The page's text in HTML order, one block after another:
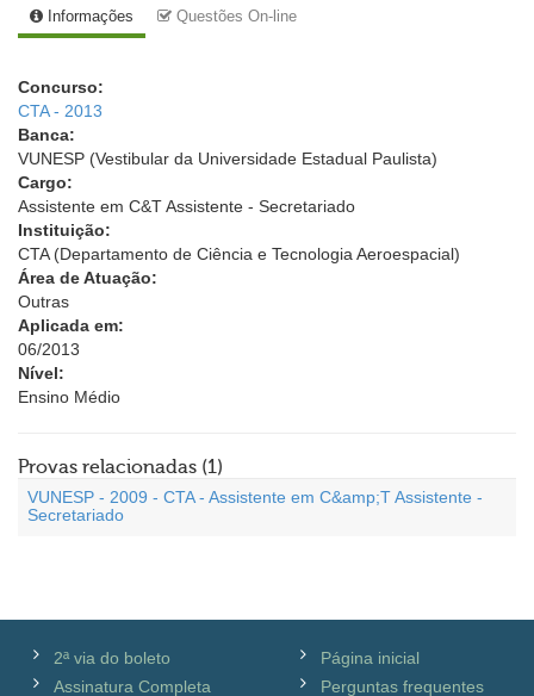
Informações Questões On-line
Concurso:
CTA - 2013
Banca:
VUNESP (Vestibular da Universidade Estadual Paulista)
Cargo:
Assistente em C&T Assistente - Secretariado
Instituição:
CTA (Departamento de Ciência e Tecnologia Aeroespacial)
Área de Atuação:
Outras
Aplicada em:
06/2013
Nível:
Ensino Médio
Provas relacionadas (1)
VUNESP - 2009 - CTA - Assistente em C&amp;T Assistente -
Secretariado
2ª via do boleto
Assinatura Completa
Página inicial
Perguntas frequentes